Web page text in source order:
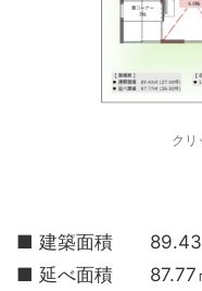
クリ
■ 建築面積 89.43
■ 延べ面積 87.77